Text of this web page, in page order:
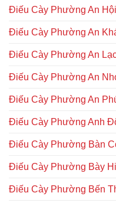
Điếu Cày Phường An
Điếu Cày Phường An
Điếu Cày Phường An
Điếu Cày Phường An
Điếu Cày Phường An
Điếu Cày Phường Anh
Điếu Cày Phường Bàn
Điếu Cày Phường Bày
Điếu Cày Phường Bến